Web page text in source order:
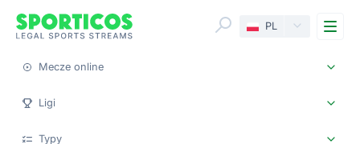
PL
Mecze online
Ligi
Typy